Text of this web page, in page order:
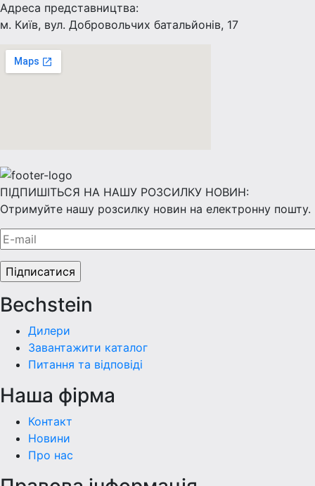
Адреса представництва:
м. Київ, вул. Добровольчих батальйонів, 17
ПІДПИШІТЬСЯ НА НАШУ РОЗСИЛКУ НОВИН:
Отримуйте нашу розсилку новин на електронну пошту.
Bechstein
Дилери
Завантажити каталог
Питання та відповіді
Наша фiрма
Контакт
Новини
Про нас